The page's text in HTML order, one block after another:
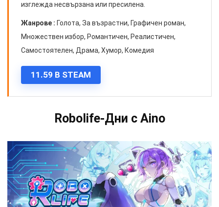
11.59 В STEAM
изглежда несвързана или пресилена.
Жанрове : Голота, За възрастни, Графичен роман,
Множествен избор, Романтичен, Реалистичен,
Самостоятелен, Драма, Хумор, Комедия
Robolife-Дни с Aino